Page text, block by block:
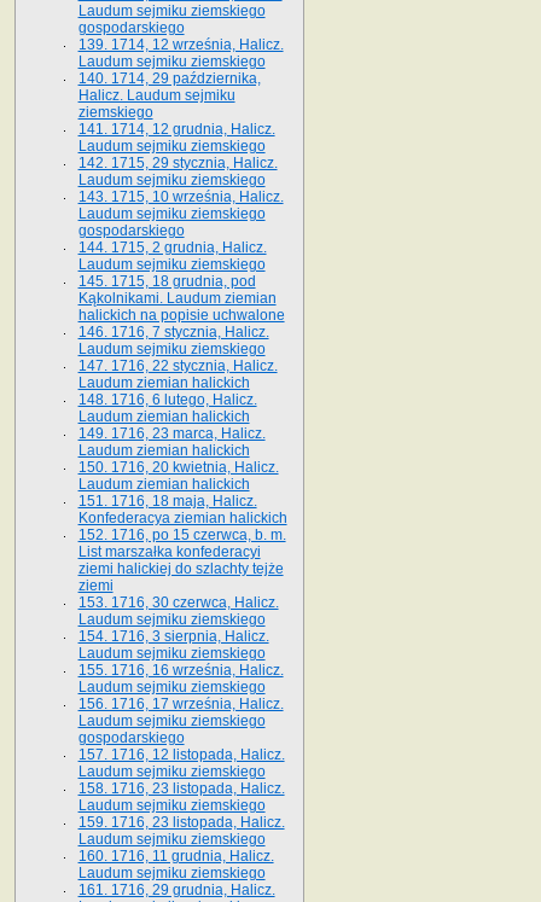
Laudum sejmiku ziemskiego
gospodarskiego
139. 1714, 12 września, Halicz.
Laudum sejmiku ziemskiego
140. 1714, 29 października,
Halicz. Laudum sejmiku
ziemskiego
141. 1714, 12 grudnia, Halicz.
Laudum sejmiku ziemskiego
142. 1715, 29 stycznia, Halicz.
Laudum sejmiku ziemskiego
143. 1715, 10 września, Halicz.
Laudum sejmiku ziemskiego
gospodarskiego
144. 1715, 2 grudnia, Halicz.
Laudum sejmiku ziemskiego
145. 1715, 18 grudnia, pod
Kąkolnikami. Laudum ziemian
halickich na popisie uchwalone
146. 1716, 7 stycznia, Halicz.
Laudum sejmiku ziemskiego
147. 1716, 22 stycznia, Halicz.
Laudum ziemian halickich
148. 1716, 6 lutego, Halicz.
Laudum ziemian halickich
149. 1716, 23 marca, Halicz.
Laudum ziemian halickich
150. 1716, 20 kwietnia, Halicz.
Laudum ziemian halickich
151. 1716, 18 maja, Halicz.
Konfederacya ziemian halickich
152. 1716, po 15 czerwca, b. m.
List marszałka konfederacyi
ziemi halickiej do szlachty tejże
ziemi
153. 1716, 30 czerwca, Halicz.
Laudum sejmiku ziemskiego
154. 1716, 3 sierpnia, Halicz.
Laudum sejmiku ziemskiego
155. 1716, 16 września, Halicz.
Laudum sejmiku ziemskiego
156. 1716, 17 września, Halicz.
Laudum sejmiku ziemskiego
gospodarskiego
157. 1716, 12 listopada, Halicz.
Laudum sejmiku ziemskiego
158. 1716, 23 listopada, Halicz.
Laudum sejmiku ziemskiego
159. 1716, 23 listopada, Halicz.
Laudum sejmiku ziemskiego
160. 1716, 11 grudnia, Halicz.
Laudum sejmiku ziemskiego
161. 1716, 29 grudnia, Halicz.